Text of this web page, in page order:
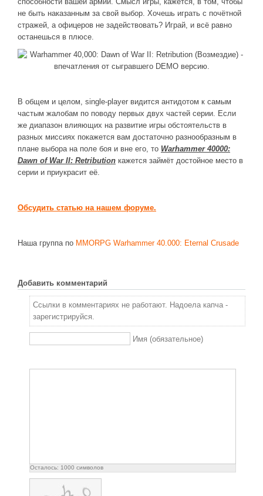
не быть наказанным за свой выбор. Хочешь играть с почётной
стражей, а офицеров не задействовать? Играй, и всё равно
останешься в плюсе.
В общем и целом, single-player видится антидотом к самым
частым жалобам по поводу первых двух частей серии. Если
же диапазон влияющих на развитие игры обстоятельств в
разных миссиях покажется вам достаточно разнообразным в
плане выбора на поле боя и вне его, то Warhammer 40000:
Dawn of War II: Retribution кажется займёт достойное место в
серии и приукрасит её.
Обсудить статью на нашем форуме.
Наша группа по MMORPG Warhammer 40.000: Eternal Crusade
Добавить комментарий
Ссылки в комментариях не работают. Надоела капча -
зарегистрируйся.
Имя (обязательное)
Осталось: 1000 символов